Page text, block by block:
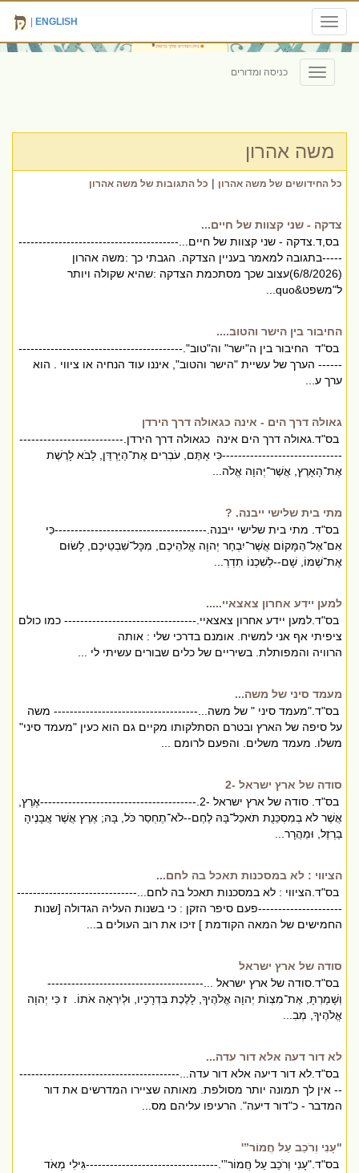
Toggle
navigation
ENGLISH
Toggle
navigation
כניסה ומדורים
משה אהרון
כל החידושים של משה אהרון | כל התגובות של משה אהרון
צדקה - שני קצוות של חיים...
בס,ד.צדקה - שני קצוות של חיים...----------------------------------------
-----בתגובה למאמר בעניין הצדקה. הגבתי כך :משה אהרון
(6/8/2026)עצוב שכך מסתכמת הצדקה :שהיא שקולה ויותר
ל"משפט&quo...
החיבור בין הישר והטוב....
בס"ד החיבור בין ה"ישר" וה"טוב".-----------------------------------------
------ הערך של עשיית "הישר והטוב", איננו עוד הנחיה או ציווי . הוא
ערך ע...
גאולה דרך הים - אינה כגאולה דרך הירדן
בס"ד.גאולה דרך הים אינה כגאולה דרך הירדן.--------------------------
------------------------------כִּי אַתֶּם, עֹבְרִים אֶת־הַיַּרְדֵּן, לָבֹא לָרֶשֶׁת
אֶת־הָאָרֶץ, אֲשֶׁר־יְהוָה אֱלֹה...
מתי בית שלישי ייבנה. ?
בס"ד. מתי בית שלישי ייבנה.--------------------------------------כִּי
אִם־אֶל־הַמָּקוֹם אֲשֶׁר־יִבְחַר יְהוָה אֱלֹהֵיכֶם, מִכָּל־שִׁבְטֵיכֶם, לָשׂוּם
אֶת־שְׁמוֹ, שָׁם--לְשִׁכְנוֹ תִדְרְ...
למען יידע אחרון צאצאיי.....
בס"ד.למען יידע אחרון צאצאיי.--------------------------------- כמו כולם
ציפיתי אף אני למשיח. אומנם בדרכי שלי : אותה
הרוויה והמפותלת. בשיריים של כלים שבורים עשיתי לי ...
מעמד סיני של משה...
בס"ד."מעמד סיני " של משה...------------------------------------ משה
על סיפה של הארץ ובטרם הסתלקותו מקיים גם הוא כעין "מעמד סיני"
משלו. מעמד משלים. והפעם לרומם ...
סודה של ארץ ישראל -2
בס"ד. סודה של ארץ ישראל -2.---------------------------------------אֶרֶץ,
אֲשֶׁר לֹא בְמִסְכֵּנֻת תֹּאכַל־בָּהּ לֶחֶם--לֹא־תֶחְסַר כֹּל, בָּהּ; אֶרֶץ אֲשֶׁר אֲבָנֶיהָ
בַרְזֶל, וּמֵהֲרָר...
הציווי : לא במסכנות תאכל בה לחם...
בס"ד.הציווי : לא במסכנות תאכל בה לחם...------------------------------
---------------------פעם סיפר הזקן : כי בשנות העליה הגדולה [שנות
החמישים של המאה הקודמת ] זיכו את רוב העולים ב...
סודה של ארץ ישראל
בס"ד.סודה של ארץ ישראל ...---------------------------------------
וְשָׁמַרְתָּ, אֶת־מִצְוֺת יְהוָה אֱלֹהֶיךָ, לָלֶכֶת בִּדְרָכָיו, וּלְיִרְאָה אֹתוֹ. ז כִּי יְהוָה
אֱלֹהֶיךָ, מְבִ...
לא דור דעה אלא דור עדה...
בס"ד.לא דור דיעה אלא דור עדה...----------------------------------------
-- אין לך תמונה יותר מסולפת. מאותה שציירו המדרשים את דור
המדבר - כ"דור דיעה". הרעיפו עליהם מס...
"עָנִי וְרֹכֵב עַל חֲמוֹר”'
בס"ד."עָנִי וְרֹכֵב עַל חֲמוֹר”'.---------------------------------גִּילִי מְאֹד